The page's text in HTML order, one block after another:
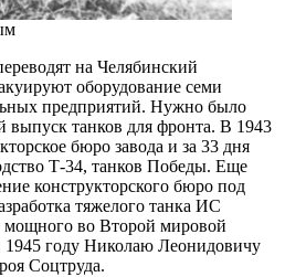
на Челябинский
оборудование семи
предприятий. Нужно было
выпуск танков для фронта. В 1943
бюро завода и за 33 дня
Т-34, танков Победы. Еще
конструкторского бюро под
тяжелого танка ИС
во Второй мировой
1945 году Николаю Леонидовичу
Соцтруда.